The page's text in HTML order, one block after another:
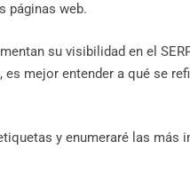
páginas web.
su visibilidad en el
mejor entender a qué se
y enumeraré las más